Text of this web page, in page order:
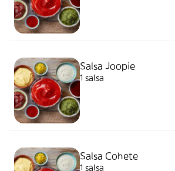
Salsa Joopie
1 salsa
Salsa Cohete
1 salsa